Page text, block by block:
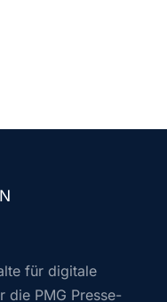
für digitale
die PMG Presse-